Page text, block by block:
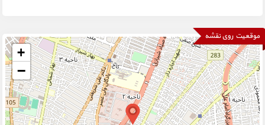
موقعیت روی نقشه
+
−